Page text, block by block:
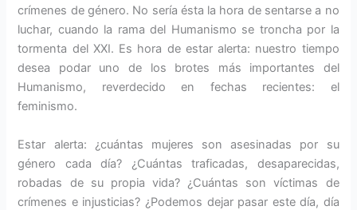
crímenes de género. No sería ésta la hora de sentarse a no
luchar, cuando la rama del Humanismo se troncha por la
tormenta del XXI. Es hora de estar alerta: nuestro tiempo
desea podar uno de los brotes más importantes del
Humanismo, reverdecido en fechas recientes: el
feminismo.
Estar alerta: ¿cuántas mujeres son asesinadas por su
género cada día? ¿Cuántas traficadas, desaparecidas,
robadas de su propia vida? ¿Cuántas son víctimas de
crímenes e injusticias? ¿Podemos dejar pasar este día, día